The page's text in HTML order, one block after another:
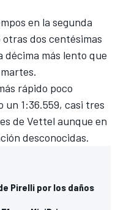
en la segunda
otras dos centésimas
décima más lento que
.
rápido poco
un 1:36.559, casi tres
de Vettel aunque en
desconocidas.
Pirelli por los daños